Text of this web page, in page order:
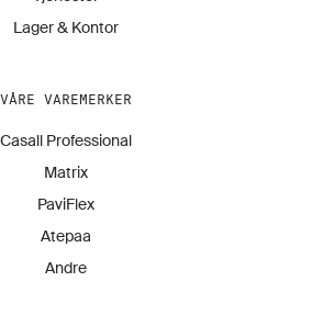
Lager & Kontor
VÅRE VAREMERKER
Casall Professional
Matrix
PaviFlex
Atepaa
Andre